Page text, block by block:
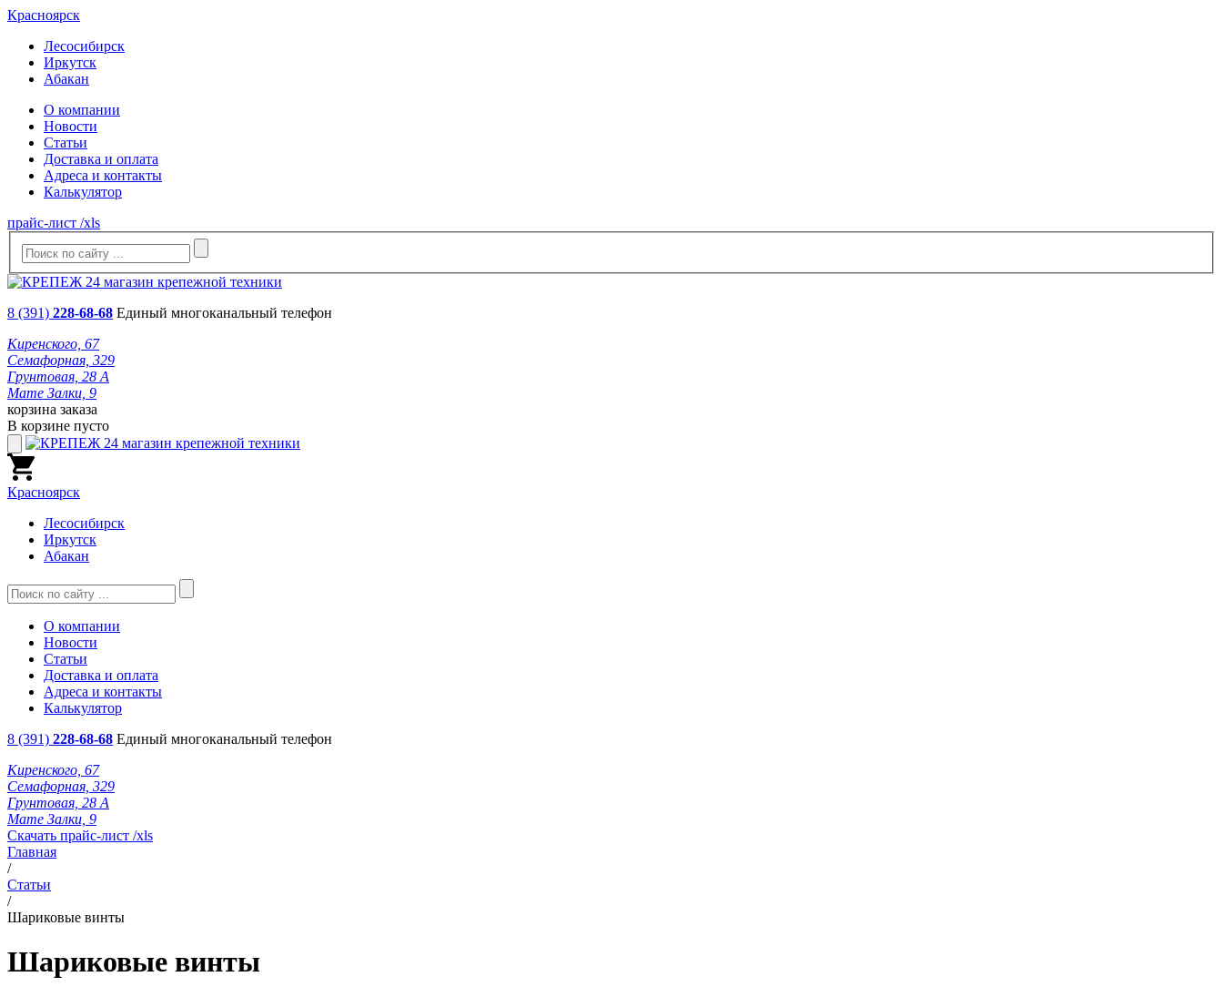
Красноярск
Лесосибирск
Иркутск
Абакан
О компании
Новости
Статьи
Доставка и оплата
Адреса и контакты
Калькулятор
прайс-лист /xls
8 (391) 228-68-68 Единый многоканальный телефон
Киренского, 67
Семафорная, 329
Грунтовая, 28 А
Мате Залки, 9
корзина заказа
В корзине пусто
Красноярск
Лесосибирск
Иркутск
Абакан
О компании
Новости
Статьи
Доставка и оплата
Адреса и контакты
Калькулятор
8 (391) 228-68-68 Единый многоканальный телефон
Киренского, 67
Семафорная, 329
Грунтовая, 28 А
Мате Залки, 9
Скачать прайс-лист /xls
Главная
/
Статьи
/
Шариковые винты
Шариковые винты